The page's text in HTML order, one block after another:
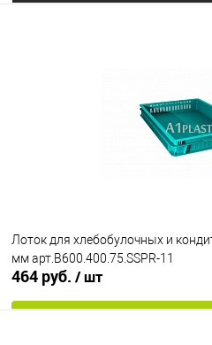
Лоток для хлебобулочных и
мм арт.B600.400.75.SSPR-11
464 руб. / шт